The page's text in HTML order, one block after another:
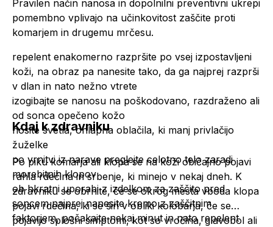
Pravilen način nanosa in dopolnilni preventivni ukrepi
pomembno vplivajo na učinkovitost zaščite proti
komarjem in drugemu mrčesu.
repelent enakomerno razpršite po vsej izpostavljeni
koži, na obraz pa nanesite tako, da ga najprej razprši
v dlan in nato nežno vtrete
izogibajte se nanosu na poškodovano, razdraženo ali
od sonca opečeno kožo
nosite svetla, ohlapna oblačila, ki manj privlačijo
žuželke
po vrnitvi iz narave preglejte celotno telo zaradi
morebitnih klopov
ob hkratni uporabi z izdelkom za zaščito pred
soncem najprej nanesite kremo z zaščitnim
faktorjem, počakajte nekaj minut in nato repelent
Kdaj k zdravniku
Po piku komarja ali klopa se na koži običajno pojavi
rahla rdečina in srbenje, ki minejo v nekaj dneh. K
zdravniku se obrnite, če se okrog mesta vboda klopa
pojavi rdečina, ki se širi v obliki kolobarja, če se
pojavijo splošni simptomi, kot so vročina, glavobol ali